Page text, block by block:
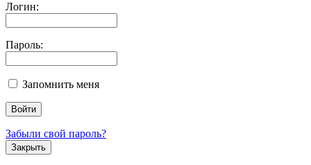
Логин:
Пароль:
Запомнить меня
Забыли свой пароль?
Закрыть